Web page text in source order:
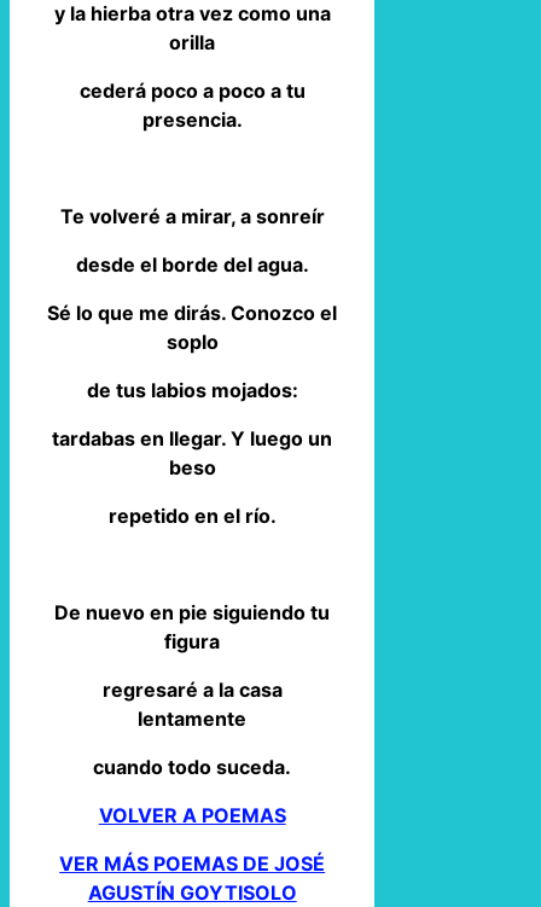
y la hierba otra vez como una
orilla
cederá poco a poco a tu
presencia.
Te volveré a mirar, a sonreír
desde el borde del agua.
Sé lo que me dirás. Conozco el
soplo
de tus labios mojados:
tardabas en llegar. Y luego un
beso
repetido en el río.
De nuevo en pie siguiendo tu
figura
regresaré a la casa
lentamente
cuando todo suceda.
VOLVER A POEMAS
VER MÁS POEMAS DE JOSÉ
AGUSTÍN GOYTISOLO